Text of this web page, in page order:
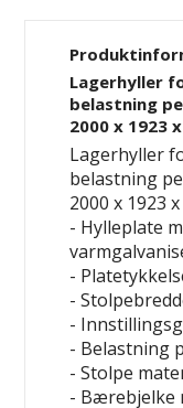
Lagerhyller
belastning
2000 x 1923
Lagerhyller
belastning
2000 x 1923
- Hylleplate
-
-
-
- Belastning
- Stolpe
- Bærebjelke